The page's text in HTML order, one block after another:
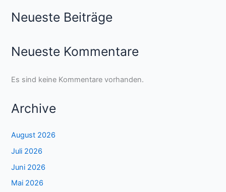
Neueste Beiträge
Neueste Kommentare
Es sind keine Kommentare vorhanden.
Archive
August 2026
Juli 2026
Juni 2026
Mai 2026